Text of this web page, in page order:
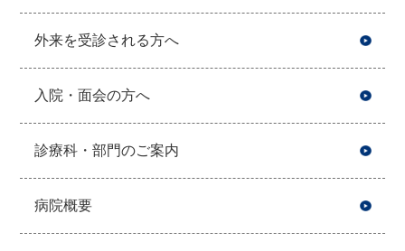
外来を受診される方へ
入院・面会の方へ
診療科・部門のご案内
病院概要